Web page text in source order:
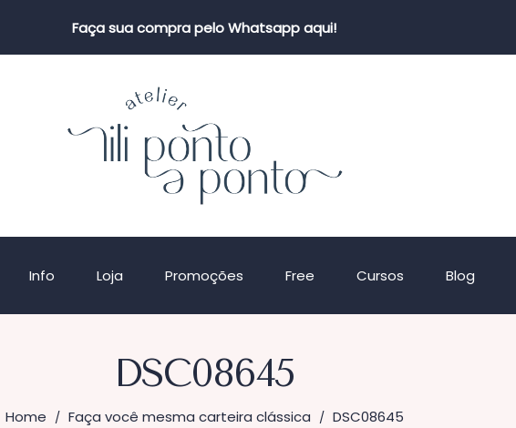
Faça sua compra pelo Whatsapp aqui!
Info Loja Promoções Free Cursos Blog
DSC08645
Home / Faça você mesma carteira clássica / DSC08645